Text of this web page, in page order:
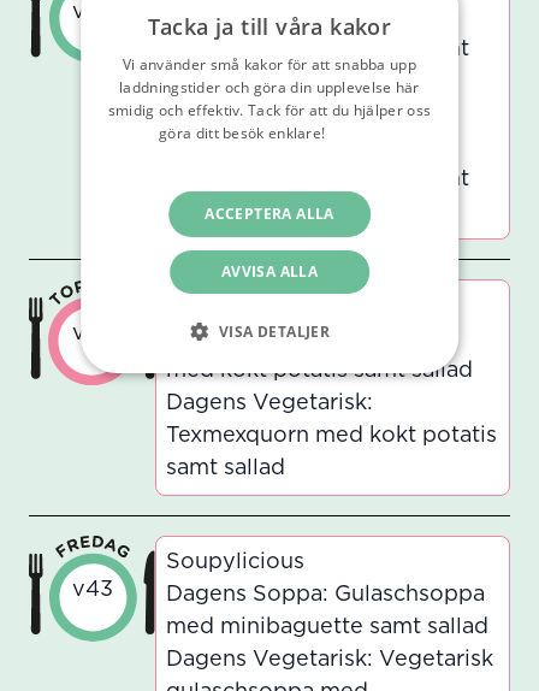
v43
Dagens Lunch: Cevapi med
ajvarsås, rostad potatis samt
sallad
Dagens Vegetarisk:
Vegetariska sticks med
ajvarsås, rostad potatis samt
sallad
v43
Dagens Lunch: Texmexfisk
med kokt potatis samt sallad
Dagens Vegetarisk:
Texmexquorn med kokt potatis
samt sallad
v43
Soupylicious
Dagens Soppa: Gulaschsoppa
med minibaguette samt sallad
Dagens Vegetarisk: Vegetarisk
Tacka ja till våra kakor
Vi använder små kakor för att snabba upp
laddningstider och göra din upplevelse här
smidig och effektiv. Tack för att du hjälper oss
göra ditt besök enklare!
ACCEPTERA ALLA
AVVISA ALLA
VISA DETALJER